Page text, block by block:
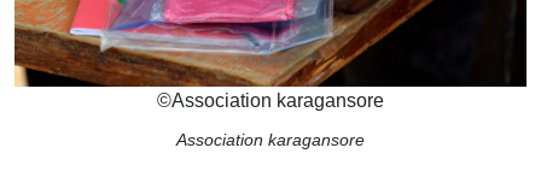
©Association karagansore
Association karagansore